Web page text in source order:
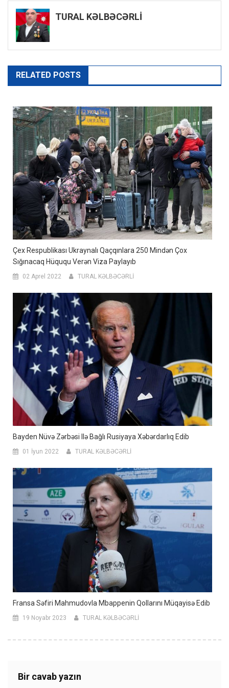
TURAL KƏLBƏCƏRLİ
RELATED POSTS
Çex Respublikası Ukraynalı Qaçqınlara 250 Mindən Çox
Sığınacaq Hüququ Verən Viza Paylayıb
02 Aprel 2022 TURAL KƏLBƏCƏRLİ
Bayden Nüvə Zərbəsi Ilə Bağlı Rusiyaya Xəbərdarlıq Edib
01 İyun 2022 TURAL KƏLBƏCƏRLİ
Fransa Səfiri Mahmudovla Mbappenin Qollarını Müqayisə Edib
19 Noyabr 2023 TURAL KƏLBƏCƏRLİ
Bir cavab yazın